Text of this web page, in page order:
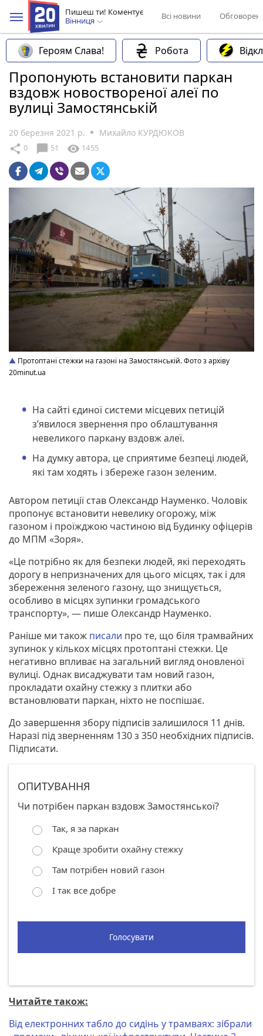
Пишеш ти! Коментує
Вінниця
Всі новини
Героям Слава! Робота
Пропонують встановити паркан
вздовж новоствореної алеї по
вулиці Замостянській
20 березня 2021 р. Михайло КУРДЮКОВ
share 0 chat_bubble 51 visibility 1455
Протоптані стежки на газоні на Замостянській. Фото з архіву
20minut.ua
На сайті єдиної системи місцевих петицій
з’явилося звернення про облаштування
невеликого паркану вздовж алеї.
На думку автора, це сприятиме безпеці людей,
які там ходять і збереже газон зеленим.
Автором петиції став Олександр Науменко. Чоловік
пропонує встановити невелику огорожу, між
газоном і проїжджою частиною від Будинку офіцерів
до МПМ «Зоря».
«Це потрібно як для безпеки людей, які переходять
дорогу в непризначених для цього місцях, так і для
збереження зеленого газону, що знищується,
особливо в місцях зупинки громадського
транспорту», — пише Олександр Науменко.
Раніше ми також писали про те, що біля трамвайних
зупинок у кількох місцях протоптані стежки. Це
негативно впливає на загальний вигляд оновленої
вулиці. Однак висаджувати там новий газон,
прокладати охайну стежку з плитки або
встановлювати паркан, ніхто не поспішає.
До завершення збору підписів залишилося 11 днів.
Наразі під зверненням 130 з 350 необхідних підписів.
Підписати.
ОПИТУВАННЯ
Чи потрібен паркан вздовж Замостянської?
Так, я за паркан
Краще зробити охайну стежку
Там потрібен новий газон
І так все добре
Голосувати
Читайте також:
Від електронних табло до сидінь у трамваях: зібрали